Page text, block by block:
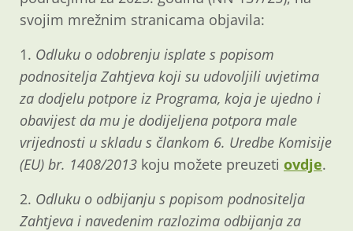
svojim mrežnim stranicama objavila:
1. Odluku o odobrenju isplate s popisom
podnositelja Zahtjeva koji su udovoljili uvjetima
za dodjelu potpore iz Programa, koja je ujedno i
obavijest da mu je dodijeljena potpora male
vrijednosti u skladu s člankom 6. Uredbe Komisije
(EU) br. 1408/2013 koju možete preuzeti ovdje.
2. Odluku o odbijanju s popisom podnositelja
Zahtjeva i navedenim razlozima odbijanja za